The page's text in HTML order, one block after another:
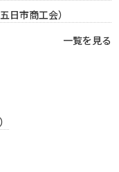
市商工会）
一覧を見る